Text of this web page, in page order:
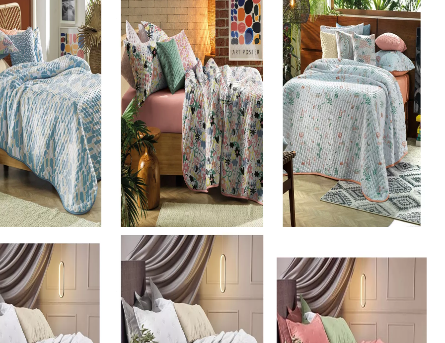
no Pix
de R$33,22sem juros
COMPRAR
SKU 3750
R$ 332,22
R$ 299,00no Pix
( 10% de desconto)
ouR$ 332,22em10xde R$33,22sem juros
COMPRAR
SKU 3764
R$ 143,33
R$ 129,00 no Pix
( 10% de desconto)
ouR$ 143,33 10xde R$14,33sem juros
COMPRAR
Pix
de R$ 35,44sem juros
COMPRAR
Roupa de Cama Casal
R$ 354,44
R$ 319,00no Pix
( 10% de desconto)
R$ 354,44em 10x de R$ sem juros
COMPRAR
Roupa de Cama Queen
SKU 3733
R$ 398,89
R$ 359,00no Pix
( 10% de desconto)
R$ 398,89 em10xde R$39,89 sem juros
COMPRAR